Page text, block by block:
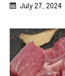
July 27, 2024